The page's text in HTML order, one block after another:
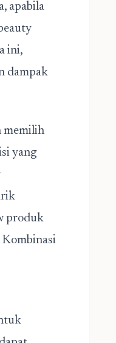
apabila
ini,
dampak
memilih
yang
produk